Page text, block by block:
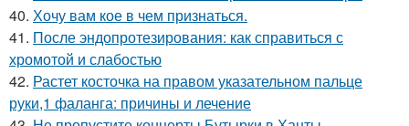
40. Хочу вам кое в чем признаться.
41. После эндопротезирования: как справиться с
хромотой и слабостью
42. Растет косточка на правом указательном пальце
руки,1 фаланга: причины и лечение